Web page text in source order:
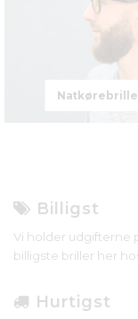
Billigst
Vi holder udgifterne
billigste briller her
Hurtigst